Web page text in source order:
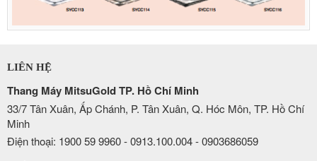
LIÊN HỆ
Thang Máy MitsuGold TP. Hồ Chí Minh
33/7 Tân Xuân, Ấp Chánh, P. Tân Xuân, Q. Hóc Môn, TP. Hồ Chí
Minh
Điện thoại: 1900 59 9960 - 0913.100.004 - 0903686059